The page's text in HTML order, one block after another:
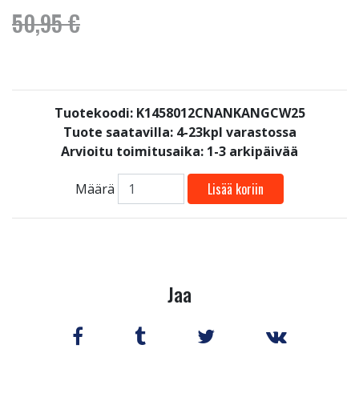
50,95 €
Tuotekoodi: K1458012CNANKANGCW25
Tuote saatavilla: 4-23kpl varastossa
Arvioitu toimitusaika: 1-3 arkipäivää
Määrä Lisää koriin
Jaa